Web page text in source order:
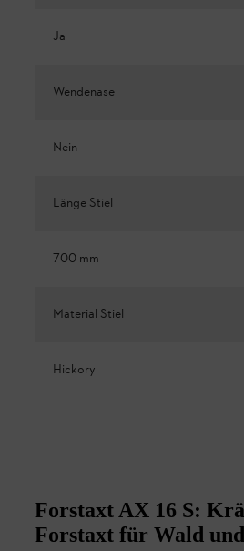
Ja
Wendenase
Nein
Länge Stiel
700 mm
Material Stiel
Hickory
Forstaxt AX 16 S:
Forstaxt für Wald